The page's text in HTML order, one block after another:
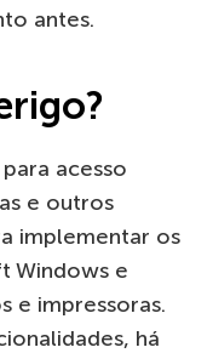
antes.
acesso
e outros
implementar os
Windows e
e impressoras.
há